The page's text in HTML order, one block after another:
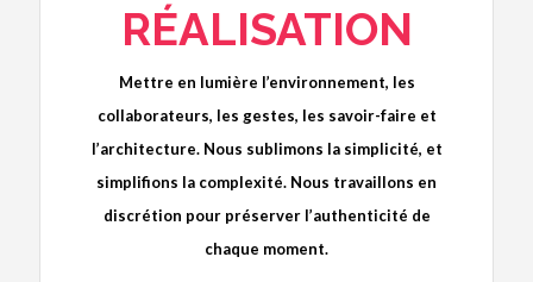
RÉALISATION
Mettre en lumière l’environnement, les
collaborateurs, les gestes, les savoir-faire et
l’architecture. Nous sublimons la simplicité, et
simplifions la complexité. Nous travaillons en
discrétion pour préserver l’authenticité de
chaque moment.